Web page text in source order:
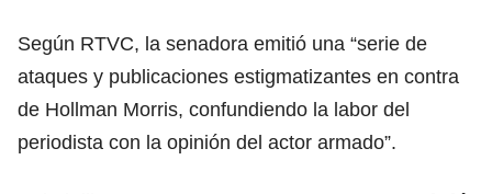
Según RTVC, la senadora emitió una “serie de
ataques y publicaciones estigmatizantes en contra
de Hollman Morris, confundiendo la labor del
periodista con la opinión del actor armado”.